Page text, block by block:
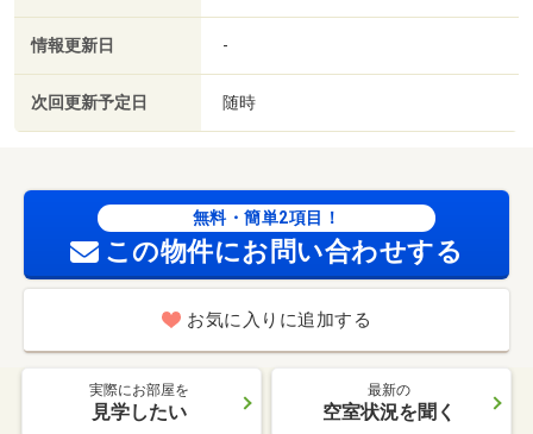
情報更新日 -
次回更新予定日 随時
無料・簡単2項目！
この物件にお問い合わせする
お気に入りに追加する
実際にお部屋を
見学したい
最新の
空室状況を聞く